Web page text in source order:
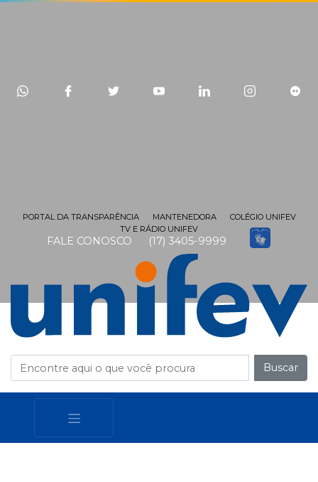
FALE CONOSCO (17) 3405-9999
PORTAL DA TRANSPARÊNCIA MANTENEDORA
COLÉGIO UNIFEV
TV E RÁDIO UNIFEV
Buscar